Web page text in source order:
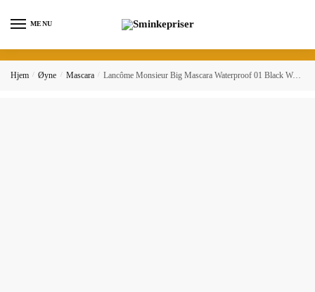
MENU
Hjem / Øyne / Mascara / Lancôme Monsieur Big Mascara Waterproof 01 Black Waterproof – 10 ml